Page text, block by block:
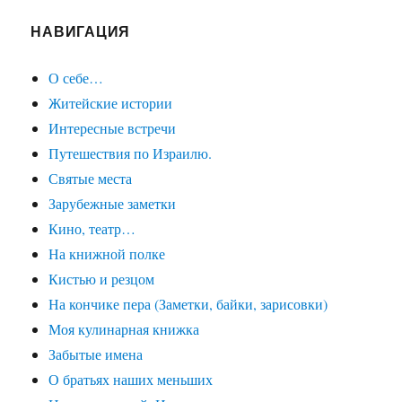
НАВИГАЦИЯ
О себе…
Житейские истории
Интересные встречи
Путешествия по Израилю.
Святые места
Зарубежные заметки
Кино, театр…
На книжной полке
Кистью и резцом
На кончике пера (Заметки, байки, зарисовки)
Моя кулинарная книжка
Забытые имена
О братьях наших меньших